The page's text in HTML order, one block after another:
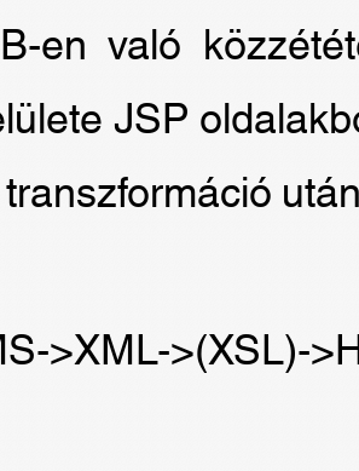
en való
JSP
>XML->(XSL)-